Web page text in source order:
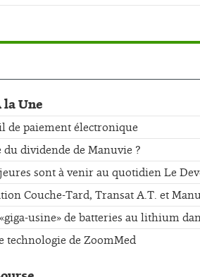
la Une
de paiement électronique
dividende de Manuvie ?
sont à venir au quotidien Le
Couche-Tard, Transat A.T. et
usine» de batteries au lithium
technologie de ZoomMed